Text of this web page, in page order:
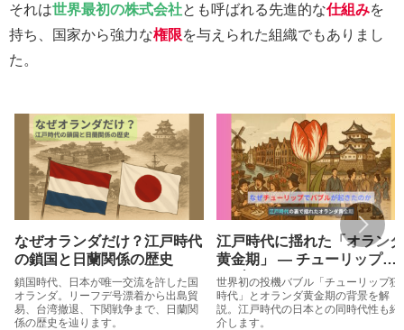
それは世界最初の株式会社とも呼ばれる先進的な仕組みを
持ち、国家から強力な権限を与えられた組織でもありまし
た。
なぜオランダだけ？江戸時代
の鎖国と日蘭関係の歴史
鎖国時代、日本が唯一交流を許した国
オランダ。リーフデ号漂着から出島貿
易、台湾撤退、下関戦争まで、日蘭関
係の歴史を辿ります。
江戸時代に揺れた「オランダ
黄金期」 ― チューリップ・
バブル
世界初の投機バブル「チューリップ狂
時代」とオランダ黄金期の背景を解
説。江戸時代の日本との同時代性も紹
介します。